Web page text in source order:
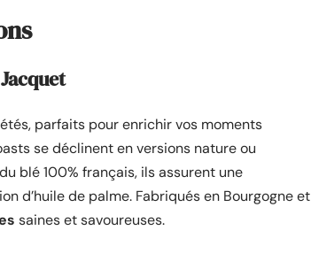
parfaits pour enrichir vos moments
se déclinent en versions nature ou
blé 100% français, ils assurent une
d’huile de palme. Fabriqués en Bourgogne et
saines et savoureuses.